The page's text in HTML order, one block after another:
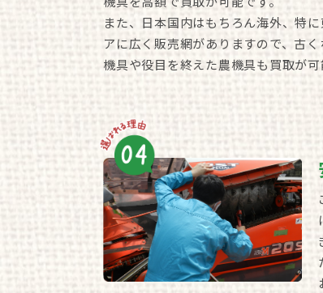
また、日本国内はもちろん海外、特に
アに広く販売網がありますので、古く
機具や役目を終えた農機具も買取が可